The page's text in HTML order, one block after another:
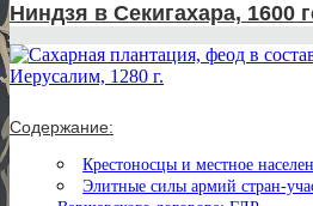
Ниндзя в Секигахара, 1600
Содержание:
Крестоносцы и местное
Элитные силы армий стран-